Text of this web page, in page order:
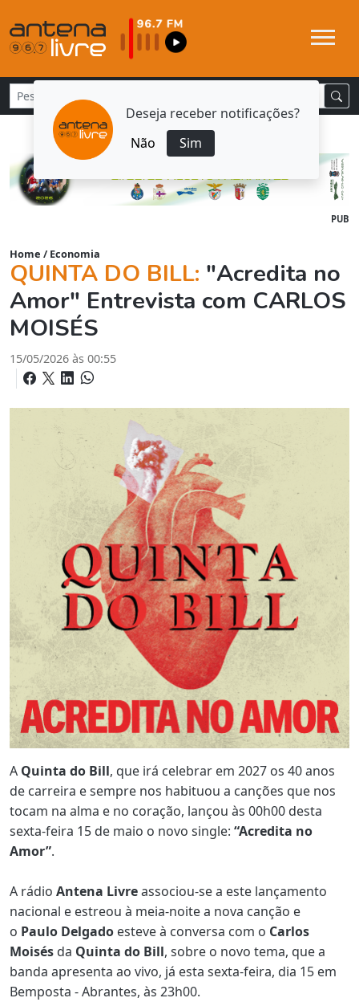
Deseja receber notificações?
Não
Sim
PUB
Home / Economia
QUINTA DO BILL: "Acredita no
Amor" Entrevista com CARLOS
MOISÉS
15/05/2026 às 00:55
A Quinta do Bill, que irá celebrar em 2027 os 40 anos
de carreira e sempre nos habituou a canções que nos
tocam na alma e no coração, lançou às 00h00 desta
sexta-feira 15 de maio o novo single: “Acredita no
Amor”.
A rádio Antena Livreassociou-se a este lançamento
nacional e estreou à meia-noite a nova canção e
o Paulo Delgado esteve à conversa com o Carlos
Moisés da Quinta do Bill, sobre o novo tema, que a
banda apresenta ao vivo, já esta sexta-feira, dia 15 em
Bemposta - Abrantes, às 23h00.